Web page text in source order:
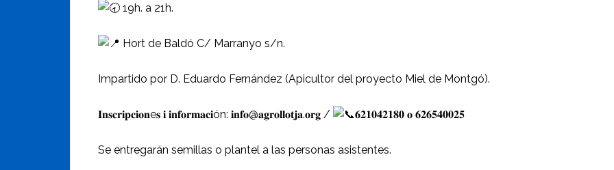
19h. a 21h.
Hort de Baldó C/ Marranyo s/n.
Impartido por D. Eduardo Fernández (Apicultor del proyecto Miel de Montgó).
𝐈𝐧𝐬𝐜𝐫𝐢𝐩𝐜𝐢𝐨𝐧e𝐬 𝐢 𝐢𝐧𝐟𝐨𝐫𝐦𝐚𝐜𝐢ón: 𝐢𝐧𝐟𝐨@𝐚𝐠𝐫𝐨𝐥𝐥𝐨𝐭𝐣𝐚.𝐨𝐫𝐠 / 𝟔𝟐𝟏𝟎𝟒𝟐𝟏𝟖𝟎 𝐨 𝟔𝟐𝟔𝟓𝟒𝟎𝟎𝟐𝟓
Se entregarán semillas o plantel a las personas asistentes.